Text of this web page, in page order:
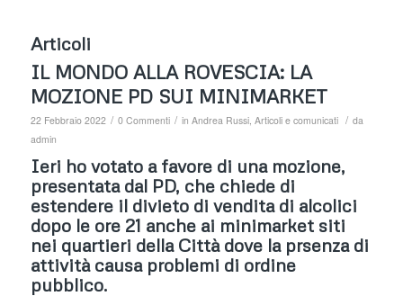
Articoli
IL MONDO ALLA ROVESCIA: LA
MOZIONE PD SUI MINIMARKET
22 Febbraio 2022 / 0 Commenti / in Andrea Russi, Articoli e comunicati / da
admin
Ieri ho votato a favore di una mozione,
presentata dal PD, che chiede di
estendere il divieto di vendita di alcolici
dopo le ore 21 anche ai minimarket siti
nei quartieri della Città dove la prsenza di
attività causa problemi di ordine
pubblico.